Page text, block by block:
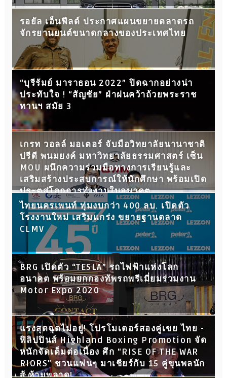
รอยัล เอ็นฟีลด์ ประกาศแผนขยายตลาดรถ
จักรยานยนต์ขนาดกลางของประเทศไทย
“บุรีรัมย์ มาราธอน 2022” ปิดฉากอย่างน่า
ประทับใจ ! “สัญชัย” ฝ่าฝนคว้าถ้วยพระราช
ทานฯ สมัย 3
เกรท วอลล์ มอเตอร์ จับมือวิทยาลัยนานาชาติ
ปรีดี พนมยงค์ มหาวิทยาลัยธรรมศาสตร์ เซ็น
MOU ผนึกความร่วมมือทางการเรียนรู้และ
เสริมสร้างประสบการณ์ให้นักศึกษา พร้อมเปิด
ประตูสู่โลกการทำงานในอนาคต
ไทยนครเพนท์ ทุ่มงบกว่า 400 ลบ. เปิดตัว
โรงงานใหม่ เสริมแกร่ง ขยายฐานตลาด
CLMV
BRG เปิดตัว “TESLA” รถไฟฟ้าแห่งโลก
อนาคต พร้อมยกกองทัพรถพรีเมี่ยมร่วมงาน
Motor Expo 2020
แรงสุดฉุดไม่อยู่! โปรโมเตอร์สองคู่เขย ไทย -
ฟิลิปปินส์ Highland Boxing Promotion จัด
หนักจัดเต็มต่อเนื่อง ศึก "RISE OF THE WAR
RIORS" ชวนแฟนๆ มาเชียร์กับ 15 คู่ขุนพลนัก
สู้ ห้ามพลาด!